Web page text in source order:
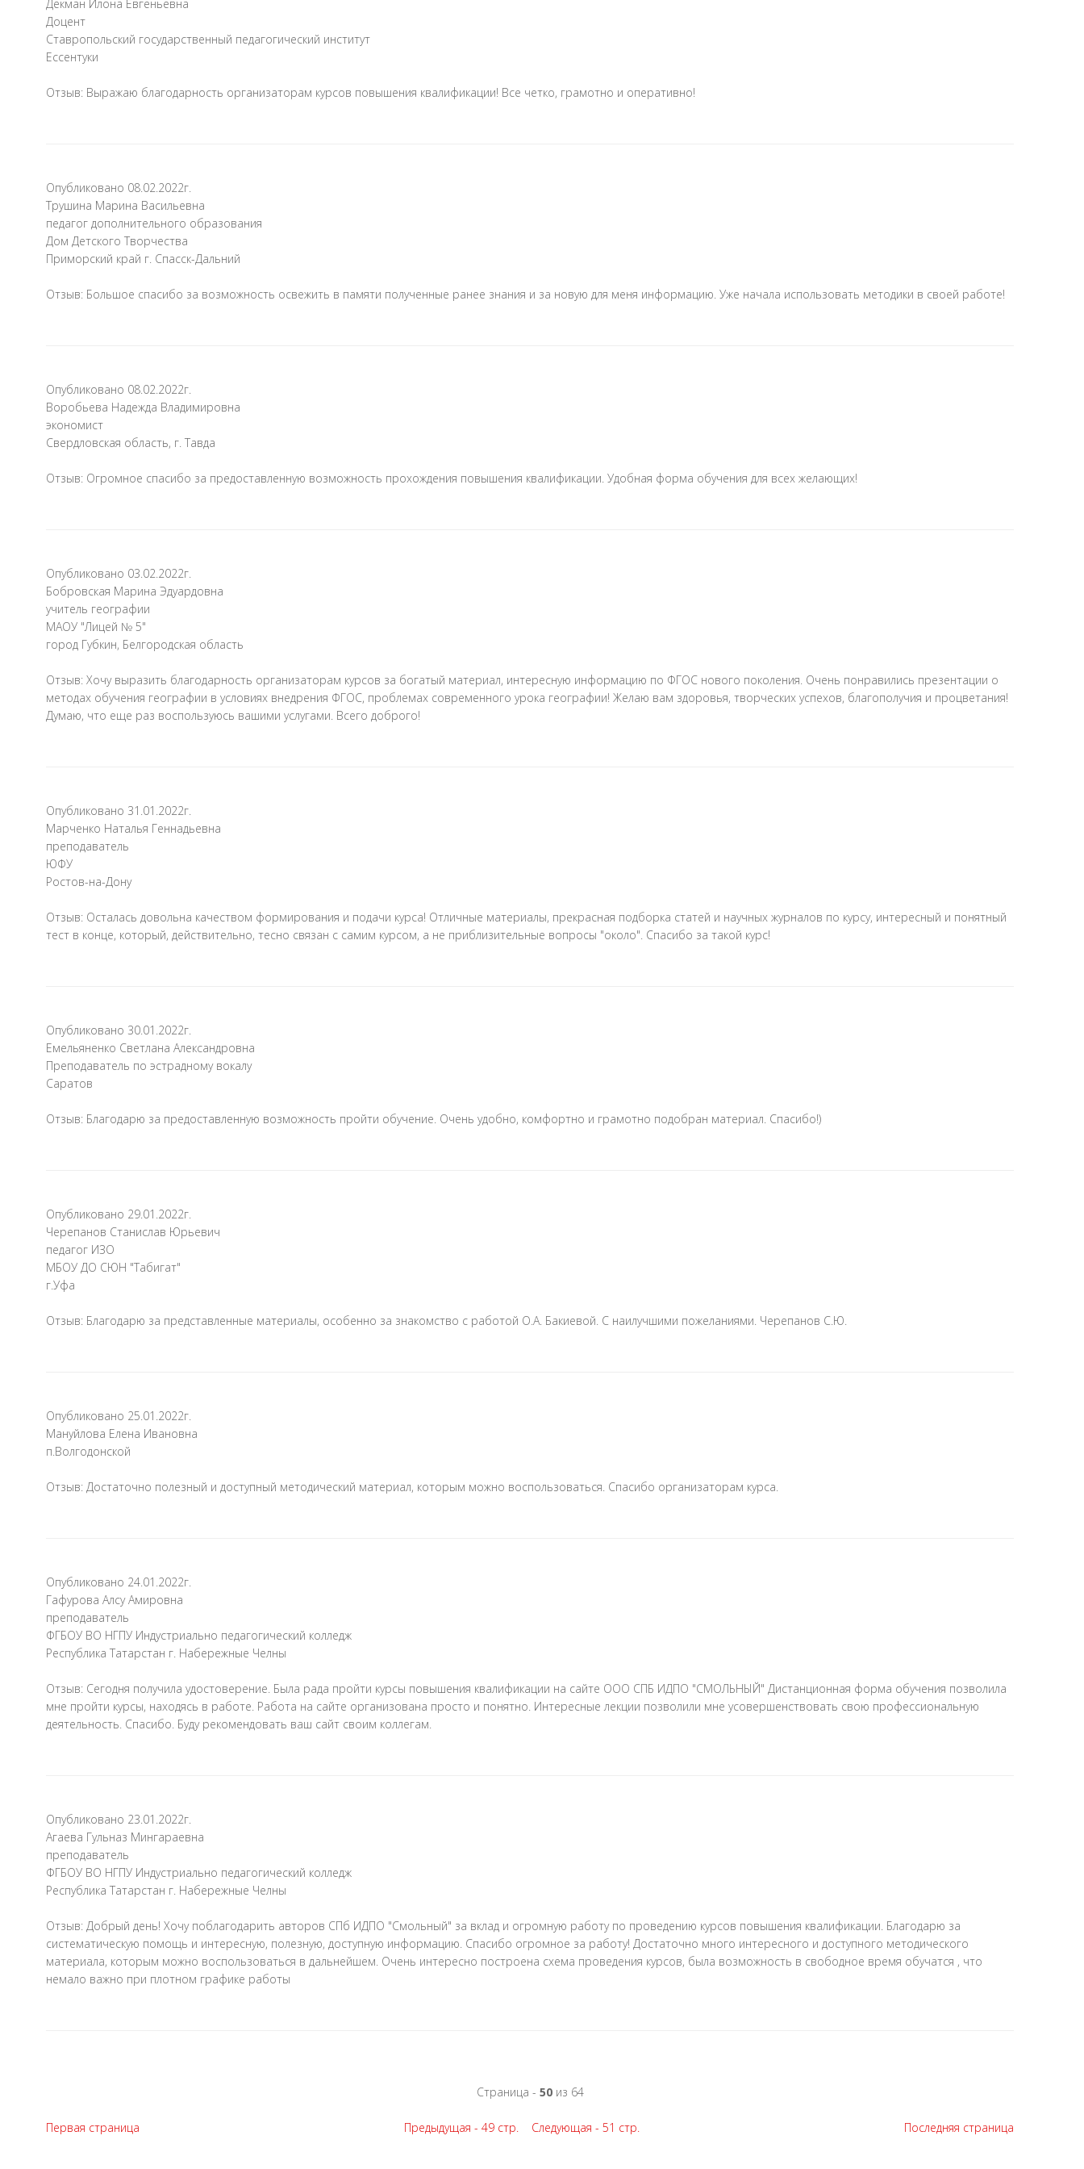
Декман Илона Евгеньевна
Доцент
Ставропольский государственный педагогический институт
Ессентуки
Отзыв: Выражаю благодарность организаторам курсов повышения квалификации! Все четко, грамотно и оперативно!
Опубликовано 08.02.2022г.
Трушина Марина Васильевна
педагог дополнительного образования
Дом Детского Творчества
Приморский край г. Спасск-Дальний
Отзыв: Большое спасибо за возможность освежить в памяти полученные ранее знания и за новую для меня информацию. Уже начала использовать методики в своей работе!
Опубликовано 08.02.2022г.
Воробьева Надежда Владимировна
экономист
Свердловская область, г. Тавда
Отзыв: Огромное спасибо за предоставленную возможность прохождения повышения квалификации. Удобная форма обучения для всех желающих!
Опубликовано 03.02.2022г.
Бобровская Марина Эдуардовна
учитель географии
МАОУ "Лицей № 5"
город Губкин, Белгородская область
Отзыв: Хочу выразить благодарность организаторам курсов за богатый материал, интересную информацию по ФГОС нового поколения. Очень понравились презентации о
методах обучения географии в условиях внедрения ФГОС, проблемах современного урока географии! Желаю вам здоровья, творческих успехов, благополучия и процветания!
Думаю, что еще раз воспользуюсь вашими услугами. Всего доброго!
Опубликовано 31.01.2022г.
Марченко Наталья Геннадьевна
преподаватель
ЮФУ
Ростов-на-Дону
Отзыв: Осталась довольна качеством формирования и подачи курса! Отличные материалы, прекрасная подборка статей и научных журналов по курсу, интересный и понятный
тест в конце, который, действительно, тесно связан с самим курсом, а не приблизительные вопросы "около". Спасибо за такой курс!
Опубликовано 30.01.2022г.
Емельяненко Светлана Александровна
Преподаватель по эстрадному вокалу
Саратов
Отзыв: Благодарю за предоставленную возможность пройти обучение. Очень удобно, комфортно и грамотно подобран материал. Спасибо!)
Опубликовано 29.01.2022г.
Черепанов Станислав Юрьевич
педагог ИЗО
МБОУ ДО СЮН "Табигат"
г.Уфа
Отзыв: Благодарю за представленные материалы, особенно за знакомство с работой О.А. Бакиевой. С наилучшими пожеланиями. Черепанов С.Ю.
Опубликовано 25.01.2022г.
Мануйлова Елена Ивановна
п.Волгодонской
Отзыв: Достаточно полезный и доступный методический материал, которым можно воспользоваться. Спасибо организаторам курса.
Опубликовано 24.01.2022г.
Гафурова Алсу Амировна
преподаватель
ФГБОУ ВО НГПУ Индустриально педагогический колледж
Республика Татарстан г. Набережные Челны
Отзыв: Сегодня получила удостоверение. Была рада пройти курсы повышения квалификации на сайте ООО СПБ ИДПО "СМОЛЬНЫЙ" Дистанционная форма обучения позволила
мне пройти курсы, находясь в работе. Работа на сайте организована просто и понятно. Интересные лекции позволили мне усовершенствовать свою профессиональную
деятельность. Спасибо. Буду рекомендовать ваш сайт своим коллегам.
Опубликовано 23.01.2022г.
Агаева Гульназ Мингараевна
преподаватель
ФГБОУ ВО НГПУ Индустриально педагогический колледж
Республика Татарстан г. Набережные Челны
Отзыв: Добрый день! Хочу поблагодарить авторов СПб ИДПО "Смольный" за вклад и огромную работу по проведению курсов повышения квалификации. Благодарю за
систематическую помощь и интересную, полезную, доступную информацию. Спасибо огромное за работу! Достаточно много интересного и доступного методического
материала, которым можно воспользоваться в дальнейшем. Очень интересно построена схема проведения курсов, была возможность в свободное время обучатся , что
немало важно при плотном графике работы
Страница - 50из 64
Первая страница Последняя страница
Предыдущая - 49 стр. Следующая - 51 стр.